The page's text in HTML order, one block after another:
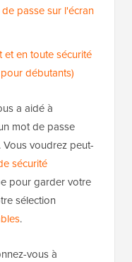
passe sur l'écran
et en toute sécurité
débutants)
a aidé à
mot de passe
voudrez peut-
sécurité
pour garder votre
sélection
.
vous à